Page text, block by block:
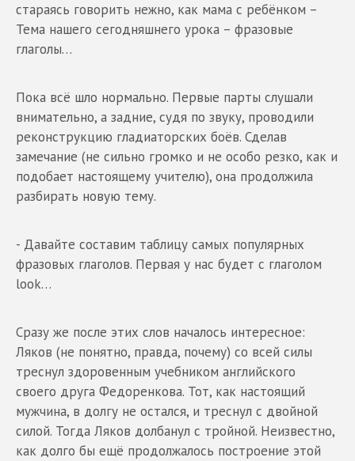
стараясь говорить нежно, как мама с ребёнком –
Тема нашего сегодняшнего урока – фразовые
глаголы…
Пока всё шло нормально. Первые парты слушали
внимательно, а задние, судя по звуку, проводили
реконструкцию гладиаторских боёв. Сделав
замечание (не сильно громко и не особо резко, как и
подобает настоящему учителю), она продолжила
разбирать новую тему.
- Давайте составим таблицу самых популярных
фразовых глаголов. Первая у нас будет с глаголом
look…
Сразу же после этих слов началось интересное:
Ляков (не понятно, правда, почему) со всей силы
треснул здоровенным учебником английского
своего друга Федоренкова. Тот, как настоящий
мужчина, в долгу не остался, и треснул с двойной
силой. Тогда Ляков долбанул с тройной. Неизвестно,
как долго бы ещё продолжалось построение этой